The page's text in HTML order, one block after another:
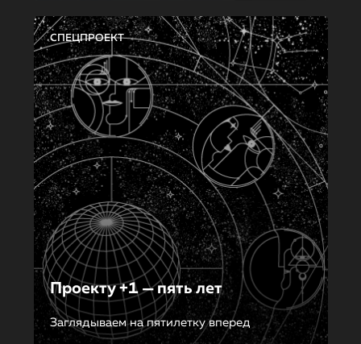
СПЕЦПРОЕКТ
Проекту +1 — пять лет
Заглядываем на пятилетку вперед